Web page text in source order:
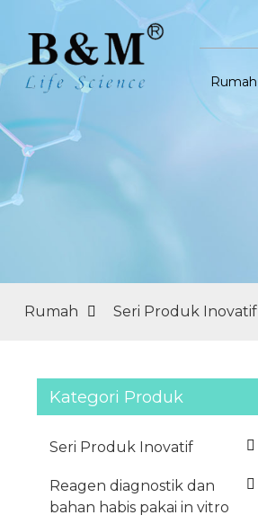
Rumah
Rumah Seri Produk Inovatif
Kategori Produk
Seri Produk Inovatif
Reagen diagnostik dan
bahan habis pakai in vitro